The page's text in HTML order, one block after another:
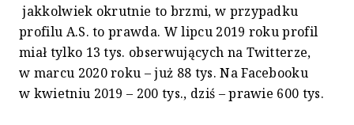
jakkolwiek okrutnie to brzmi, w przypadku
profilu A.S. to prawda. W lipcu 2019 roku profil
miał tylko 13 tys. obserwujących na Twitterze,
w marcu 2020 roku – już 88 tys. Na Facebooku
w kwietniu 2019 – 200 tys., dziś – prawie 600 tys.